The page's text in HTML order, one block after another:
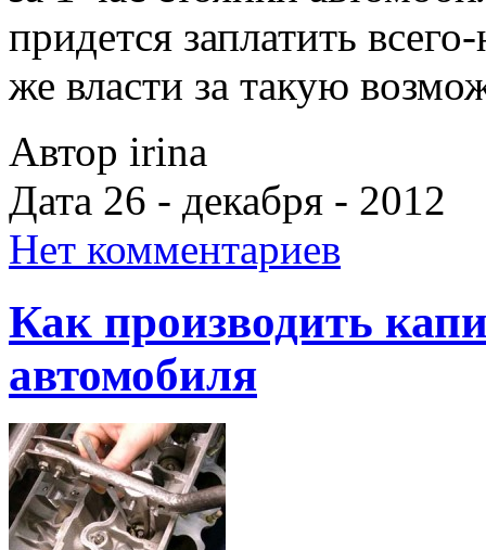
придется заплатить
же власти за такую
Автор irina
Дата 26 - декабря - 2012
Нет комментариев
Как производить
автомобиля